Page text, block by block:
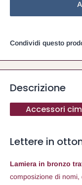
Condividi questo
Descrizione
Accessori
Lettere in
Lamiera in bronzo
composizione di